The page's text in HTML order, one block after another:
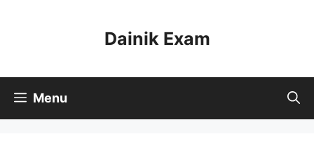
Dainik Exam
Menu